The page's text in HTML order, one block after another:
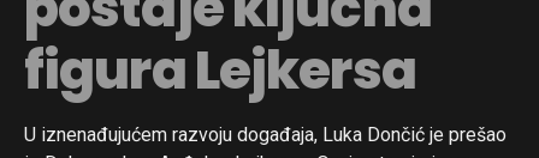
figura Lejkersa
U iznenađujućem razvoju događaja, Luka Dončić je prešao
Pinterest
Whatsapp